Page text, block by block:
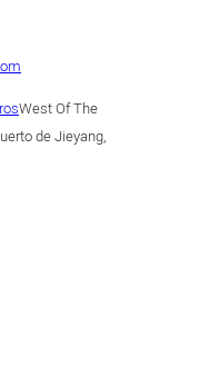
West Of The
de Jieyang,